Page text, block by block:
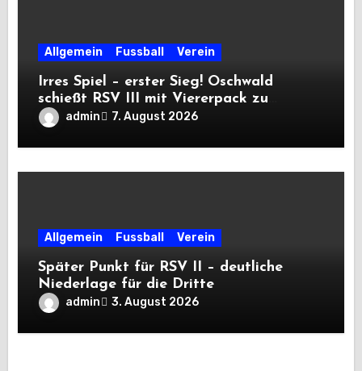
Allgemein Fussball Verein
Irres Spiel – erster Sieg! Oschwald
schießt RSV III mit Viererpack zu
Premiere
admin 7. August 2026
Allgemein Fussball Verein
Später Punkt für RSV II – deutliche
Niederlage für die Dritte
admin 3. August 2026